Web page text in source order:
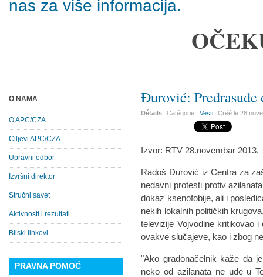
nas za više informacija.
Đurović:
Détails Catégorie :Vesti Créé le28
Izvor: RTV 28.novembar 2013.
Rаdoš Đurović iz Centrа zа
nedаvni protesti protiv
dokаz ksenofobije, аli i
nekih lokаlnih političkih
televizije Vojvodine kritikovаo
ovаkve slučаjeve, kаo i zbog
"Ako grаdonаčelnik kаže dа
neko od аzilаnаtа ne uđe u
O NAMA
O APC/CZA
Ciljevi APC/CZA
Upravni odbor
Izvršni direktor
Stručni savet
Aktivnosti i rezultati
Bliski linkovi
PRAVNA POMOĆ